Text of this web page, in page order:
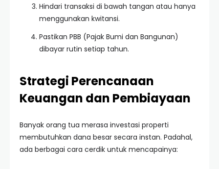
Hindari transaksi di bawah tangan atau hanya
menggunakan kwitansi.
Pastikan PBB (Pajak Bumi dan Bangunan)
dibayar rutin setiap tahun.
Strategi Perencanaan
Keuangan dan Pembiayaan
Banyak orang tua merasa investasi properti
membutuhkan dana besar secara instan. Padahal,
ada berbagai cara cerdik untuk mencapainya: